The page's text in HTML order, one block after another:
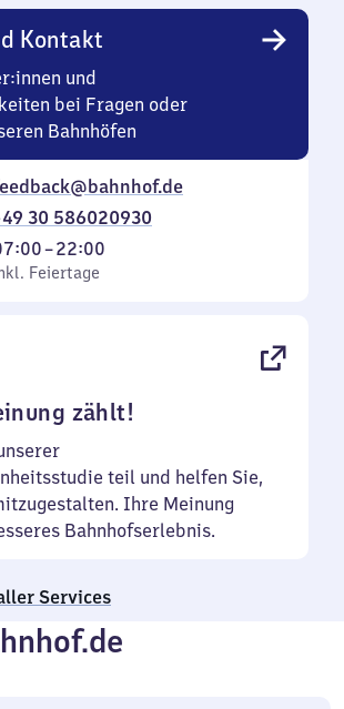
Kontakt
und
bei Fragen oder
Bahnhöfen
30 586020930
–22:00
Feiertage
zählt!
teil und helfen Sie,
Ihre Meinung
Bahnhofserlebnis.
Services